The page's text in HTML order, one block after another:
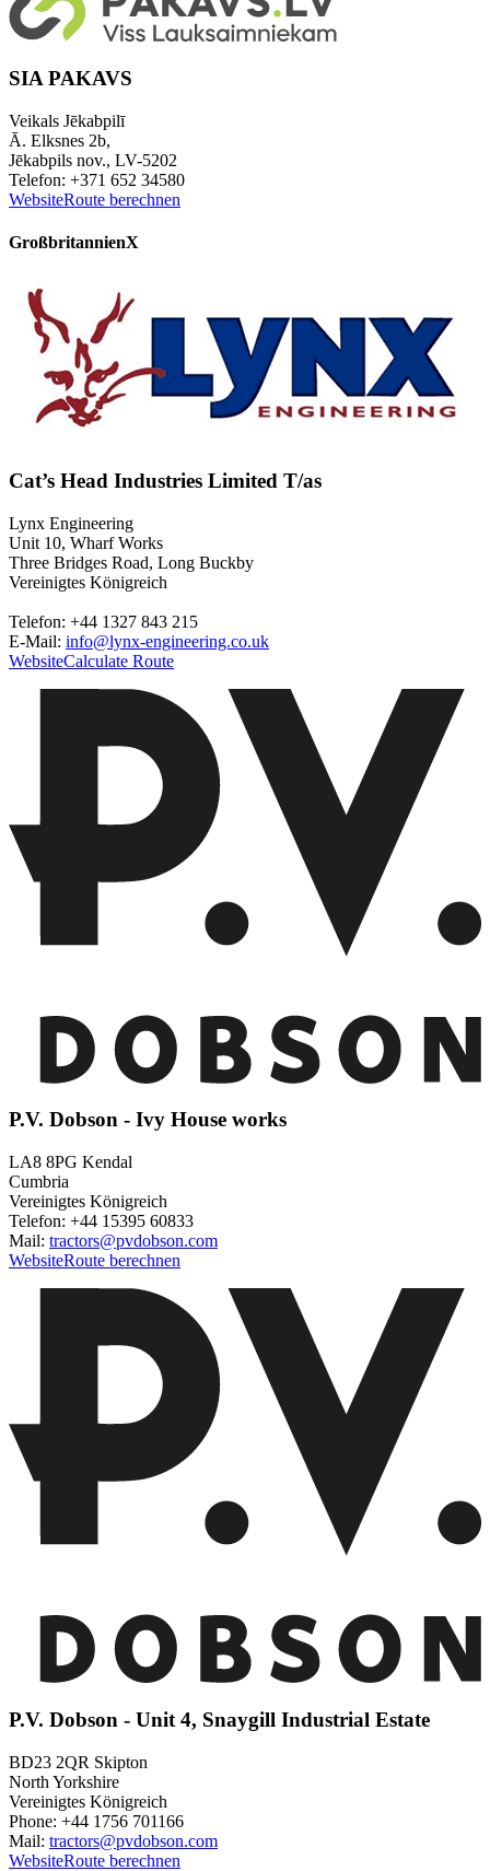
SIA PAKAVS
Veikals Jēkabpilī
Ā. Elksnes 2b,
Jēkabpils nov., LV-5202
Telefon: +371 652 34580
WebsiteRoute berechnen
GroßbritannienX
Cat’s Head Industries Limited T/as
Lynx Engineering
Unit 10, Wharf Works
Three Bridges Road, Long Buckby
Vereinigtes Königreich
Telefon: +44 1327 843 215
E-Mail: info@lynx-engineering.co.uk
WebsiteCalculate Route
P.V. Dobson - Ivy House works
LA8 8PG Kendal
Cumbria
Vereinigtes Königreich
Telefon: +44 15395 60833
Mail: tractors@pvdobson.com
WebsiteRoute berechnen
P.V. Dobson - Unit 4, Snaygill Industrial Estate
BD23 2QR Skipton
North Yorkshire
Vereinigtes Königreich
Phone: +44 1756 701166
Mail: tractors@pvdobson.com
WebsiteRoute berechnen